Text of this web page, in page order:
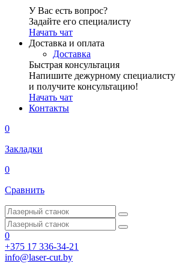
У Вас есть вопрос?
Задайте его специалисту
Начать чат
Доставка и оплата
Доставка
Быстрая консультация
Напишите дежурному специалисту
и получите консультацию!
Начать чат
Контакты
0
Закладки
0
Сравнить
0
+375 17 336-34-21
info@laser-cut.by